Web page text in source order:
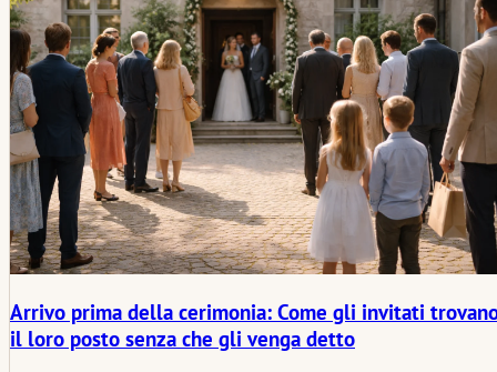
coppie possono pianificare questi cambiamenti senza perdere il
tono della giornata.
Arrivo prima della cerimonia: Come gli invitati
il loro posto senza che gli venga detto